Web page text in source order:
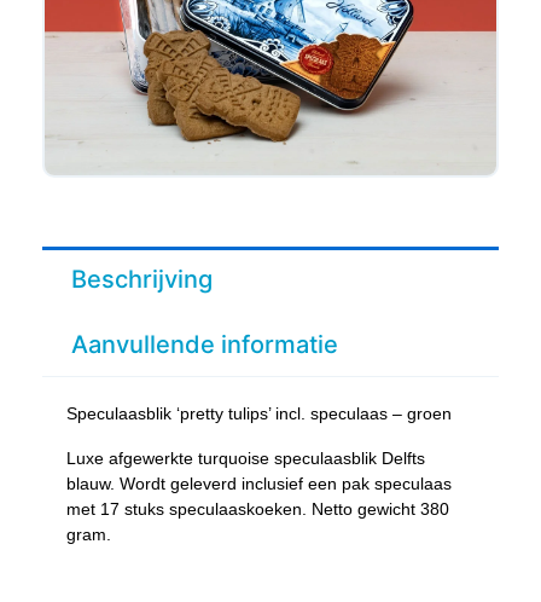
Beschrijving
Aanvullende informatie
Speculaasblik ‘pretty tulips’ incl. speculaas – groen
Luxe afgewerkte turquoise speculaasblik Delfts
blauw. Wordt geleverd inclusief een pak speculaas
met 17 stuks speculaaskoeken. Netto gewicht 380
gram.